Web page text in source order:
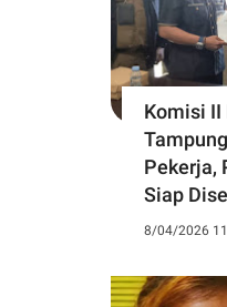
Komisi II
Pekerja,
Siap
8/04/2026